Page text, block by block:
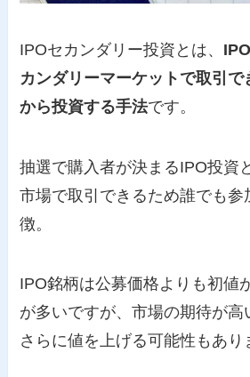
IPOセカンダリー投資とは、
カンダリーマーケットで取引で
から投資する手法です。
抽選で購入者が決まるIPO投資
市場で取引できるため誰でも参
徴。
IPO銘柄は公募価格よりも初値
が多いですが、市場の期待が高
さらに値を上げる可能性もあり